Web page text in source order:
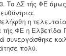
Το ΔΣ τής ΦΕ
η
τής ΦΕ η
συνεργάσθηκε
πολύ.